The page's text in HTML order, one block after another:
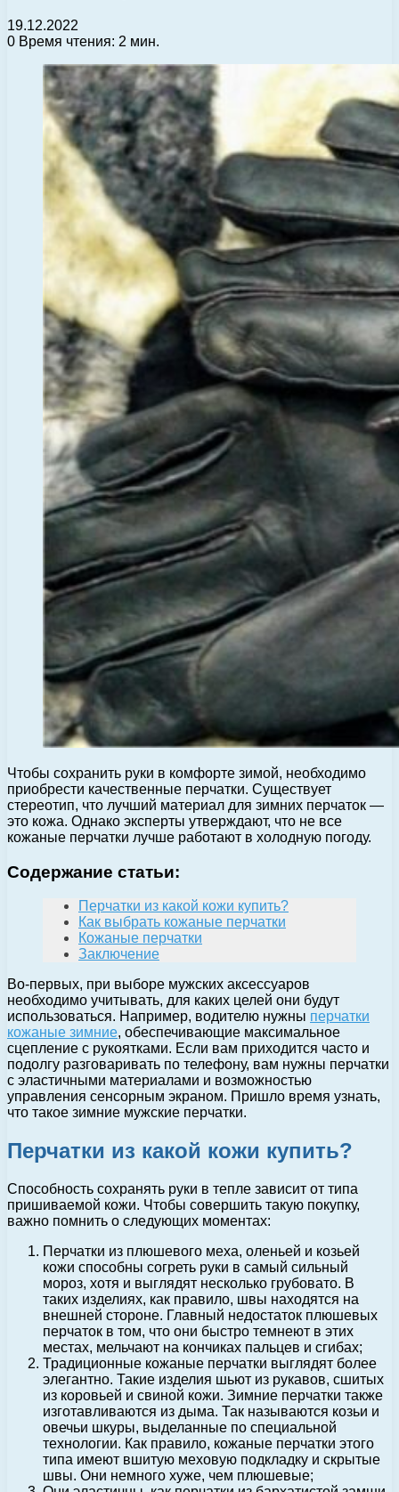
19.12.2022
0 Время чтения: 2 мин.
Чтобы сохранить руки в комфорте зимой, необходимо
приобрести качественные перчатки. Существует
стереотип, что лучший материал для зимних перчаток —
это кожа. Однако эксперты утверждают, что не все
кожаные перчатки лучше работают в холодную погоду.
Содержание статьи:
Перчатки из какой кожи купить?
Как выбрать кожаные перчатки
Кожаные перчатки
Заключение
Во-первых, при выборе мужских аксессуаров
необходимо учитывать, для каких целей они будут
использоваться. Например, водителю нужны перчатки
кожаные зимние, обеспечивающие максимальное
сцепление с рукоятками. Если вам приходится часто и
подолгу разговаривать по телефону, вам нужны перчатки
с эластичными материалами и возможностью
управления сенсорным экраном. Пришло время узнать,
что такое зимние мужские перчатки.
Перчатки из какой кожи купить?
Способность сохранять руки в тепле зависит от типа
пришиваемой кожи. Чтобы совершить такую покупку,
важно помнить о следующих моментах:
Перчатки из плюшевого меха, оленьей и козьей
кожи способны согреть руки в самый сильный
мороз, хотя и выглядят несколько грубовато. В
таких изделиях, как правило, швы находятся на
внешней стороне. Главный недостаток плюшевых
перчаток в том, что они быстро темнеют в этих
местах, мельчают на кончиках пальцев и сгибах;
Традиционные кожаные перчатки выглядят более
элегантно. Такие изделия шьют из рукавов, сшитых
из коровьей и свиной кожи. Зимние перчатки также
изготавливаются из дыма. Так называются козьи и
овечьи шкуры, выделанные по специальной
технологии. Как правило, кожаные перчатки этого
типа имеют вшитую меховую подкладку и скрытые
швы. Они немного хуже, чем плюшевые;